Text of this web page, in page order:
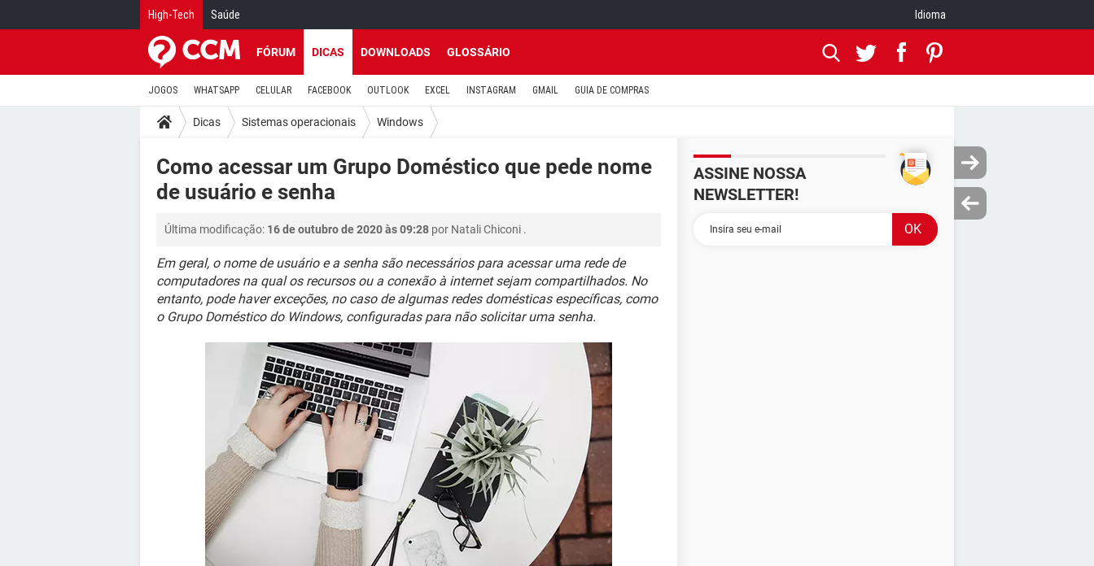
High-Tech Saúde Idioma
FÓRUM DICAS DOWNLOADS GLOSSÁRIO
JOGOS WHATSAPP CELULAR FACEBOOK OUTLOOK EXCEL INSTAGRAM GMAIL GUIA DE COMPRAS
Dicas Sistemas operacionais Windows
Como acessar um Grupo Doméstico que pede nome
de usuário e senha
Última modificação: 16 de outubro de 2020 às 09:28 por Natali Chiconi .
Em geral, o nome de usuário e a senha são necessários para acessar uma rede de
computadores na qual os recursos ou a conexão à internet sejam compartilhados. No
entanto, pode haver exceções, no caso de algumas redes domésticas específicas, como
o Grupo Doméstico do Windows, configuradas para não solicitar uma senha.
ASSINE NOSSA
NEWSLETTER!